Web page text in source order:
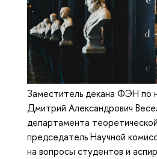
Заместитель декана ФЭН по
Дмитрий Александрович
департамента
председатель Научной
на вопросы студентов и